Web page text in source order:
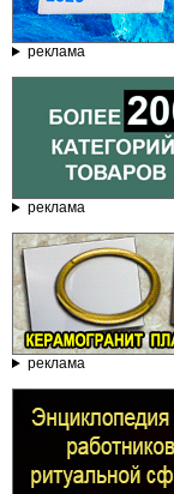
реклама
реклама
реклама